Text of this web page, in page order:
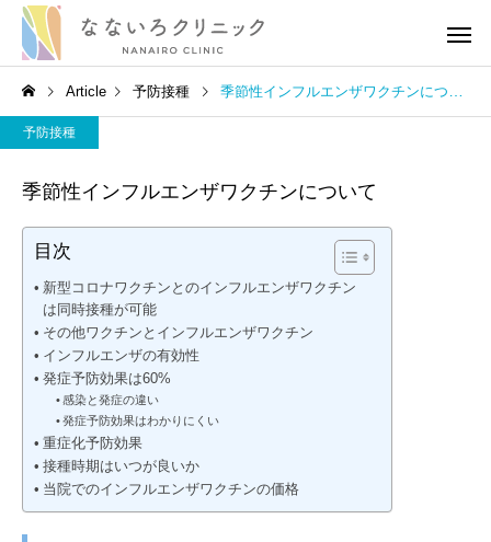
高血圧
［医師解説］生活習慣の修
正でどれだけ血圧が下がる
のか？
高血圧
Article 予防接種 季節性インフルエンザワクチンについて
予防接種
季節性インフルエンザワクチンについて
目次
新型コロナワクチンとのインフルエンザワクチン
は同時接種が可能
その他ワクチンとインフルエンザワクチン
インフルエンザの有効性
発症予防効果は60%
感染と発症の違い
発症予防効果はわかりにくい
重症化予防効果
接種時期はいつが良いか
当院でのインフルエンザワクチンの価格